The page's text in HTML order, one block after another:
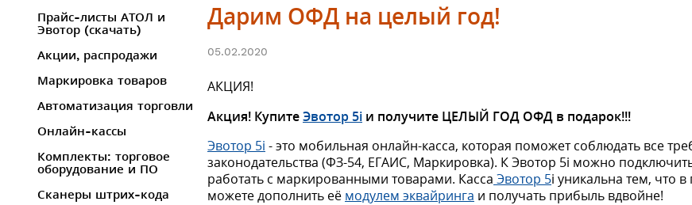
Прайс-листы АТОЛ и
Эвотор (скачать)
Акции, распродажи
Маркировка товаров
Автоматизация торговли
Онлайн-кассы
Комплекты: торговое
оборудование и ПО
Сканеры штрих-кода
Дарим ОФД на целый год!
05.02.2020
АКЦИЯ!
Акция! КупитеЭвотор 5i и получите ЦЕЛЫЙ ГОД ОФД в подарок!!!
Эвотор 5i - это мобильная онлайн-касса, которая поможет соблюдать все
законодательства (ФЗ-54, ЕГАИС, Маркировка). К Эвотор 5i можно
работать с маркированными товарами. Касса Эвотор 5i уникальна тем, что
можете дополнить её модулем эквайринга и получать прибыль вдвойне!